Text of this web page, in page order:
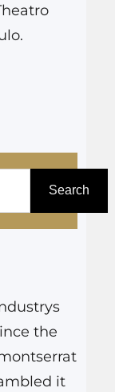
Search
the
it